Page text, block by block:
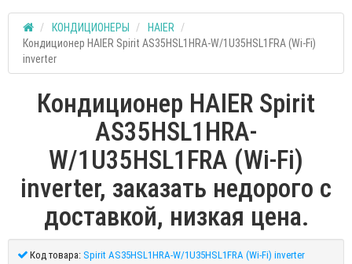
КОНДИЦИОНЕРЫ
HAIER
Кондиционер HAIER Spirit AS35HSL1HRA-W/1U35HSL1FRA (Wi-Fi)
inverter
Кондиционер HAIER Spirit
AS35HSL1HRA-
W/1U35HSL1FRA (Wi-Fi)
inverter, заказать недорого с
доставкой, низкая цена.
Код товара: Spirit AS35HSL1HRA-W/1U35HSL1FRA (Wi-Fi) inverter